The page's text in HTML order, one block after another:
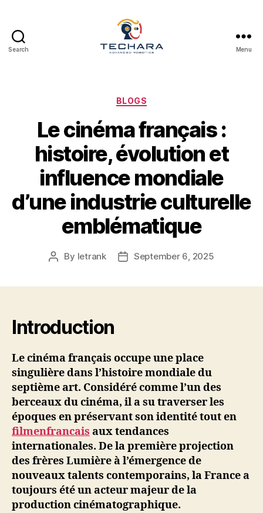
Search Menu
Categories
BLOGS
Le cinéma français :
histoire, évolution et
influence mondiale
d’une industrie culturelle
emblématique
Post
By letrank
PostSeptember 6, 2025
Introduction
Le cinéma français occupe une place
singulière dans l’histoire mondiale du
septième art. Considéré comme l’un des
berceaux du cinéma, il a su traverser les
époques en préservant son identité tout en
filmenfrancais aux tendances
internationales. De la première projection
des frères Lumière à l’émergence de
nouveaux talents contemporains, la France a
toujours été un acteur majeur de la
production cinématographique.